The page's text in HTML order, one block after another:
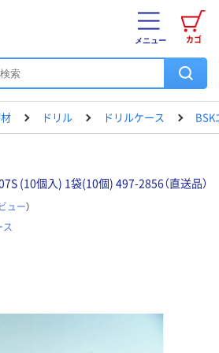
カゴ
メニュー
ドリル ドリルケース BSK
(10個入) 1袋(10個) 497-2856（直送品）
ュー）
ス